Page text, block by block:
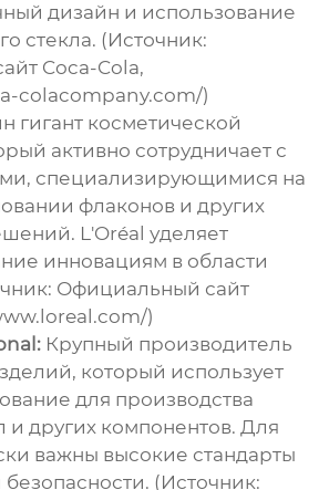
дизайн и использование
стекла. (Источник:
Coca-Cola,
colacompany.com/)
гигант косметической
активно сотрудничает с
специализирующимися на
флаконов и других
L'Oréal уделяет
инновациям в области
Официальный сайт
)
Крупный производитель
который использует
для производства
других компонентов. Для
важны высокие стандарты
(Источник: